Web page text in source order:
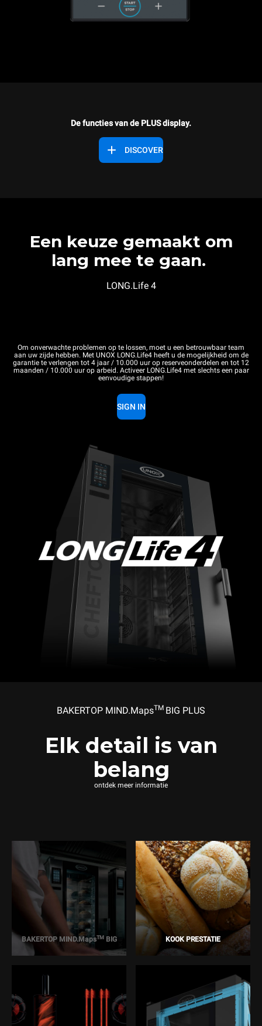
De functies van de PLUS display.
DISCOVER
Een keuze gemaakt om
lang mee te gaan.
LONG.Life 4
Om onverwachte problemen op te lossen, moet u een betrouwbaar team
aan uw zijde hebben. Met UNOX LONG.Life4 heeft u de mogelijkheid om de
garantie te verlengen tot 4 jaar / 10.000 uur op reserveonderdelen en tot 12
maanden / 10.000 uur op arbeid. Activeer LONG.Life4 met slechts een paar
eenvoudige stappen!
SIGN IN
BAKERTOP MIND.MapsTM BIG PLUS
Elk detail is van
belang
ontdek meer informatie
BAKERTOP MIND.MapsTMBIG KOOK PRESTATIE